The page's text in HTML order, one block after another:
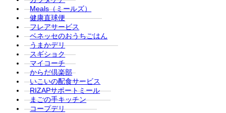
Meals（ミールズ）
健康直球便
フレアサービス
ベネッセのおうちごはん
うまかデリ
スギショク
マイコーチ
からだ倶楽部
いこいの配食サービス
RIZAPサポートミール
まごの手キッチン
コープデリ